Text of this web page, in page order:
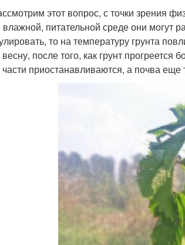
этот вопрос, с точки зрения
влажной, питательной среде они могут
то на температуру грунта
после того, как грунт
приостанавливаются, а почва еще